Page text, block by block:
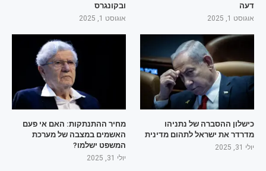
דעה
אוגוסט 1, 2025
ובקונגרס
אוגוסט 1, 2025
כישלון ההסברה של נתניהו
מדרדר את ישראל לתהום מדינית
יולי 31, 2025
מחיר ההתנתקות: האם אי פעם
האשמים במצבה של מערכת
המשפט ישלמו?
יולי 31, 2025